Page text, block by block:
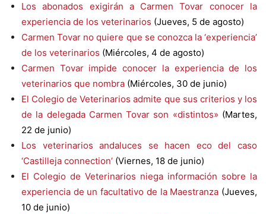
Los abonados exigirán a Carmen Tovar conocer la
experiencia de los veterinarios (Jueves, 5 de agosto)
Carmen Tovar no quiere que se conozca la ‘experiencia’
de los veterinarios (Miércoles, 4 de agosto)
Carmen Tovar impide conocer la experiencia de los
veterinarios que nombra (Miércoles, 30 de junio)
El Colegio de Veterinarios admite que sus criterios y los
de la delegada Carmen Tovar son «distintos» (Martes,
22 de junio)
Los veterinarios andaluces se hacen eco del caso
‘Castilleja connection’ (Viernes, 18 de junio)
El Colegio de Veterinarios niega información sobre la
experiencia de un facultativo de la Maestranza (Jueves,
10 de junio)